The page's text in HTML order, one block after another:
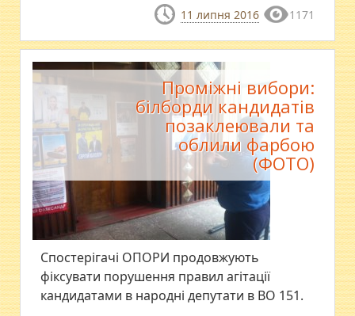
11 липня 2016 1171
Проміжні вибори:
білборди кандидатів
позаклеювали та
облили фарбою
(ФОТО)
Спостерігачі ОПОРИ продовжують
фіксувати порушення правил агітації
кандидатами в народні депутати в ВО 151.